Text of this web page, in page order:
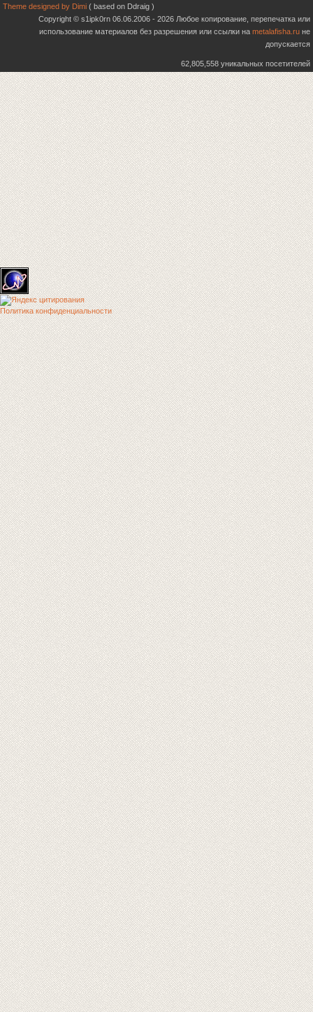
Theme designed by Dimi ( based on Ddraig )
Copyright © s1ipk0rn 06.06.2006 - 2026 Любое копирование, перепечатка или
использование материалов без разрешения или ссылки на metalafisha.ru не
допускается
62,805,558 уникальных посетителей
Политика конфиденциальности